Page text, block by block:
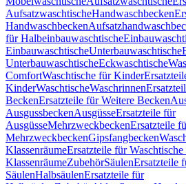
AufsatzwaschtischeHandwaschbecken
Handwaschbecken
für Halbeinbauwaschtische
EinbauwaschtischeUnterbauwaschtische
UnterbauwaschtischeEckwaschtische
ComfortWaschtische für Kinder
KinderWaschtischeWaschrinnen
BeckenErsatzteile für Weitere Becken
AusgussbeckenAusgüsseErsatzteile für
AusgüsseMehrzweckbeckenErsatzteile
MehrzweckbeckenGipsfangbecken
KlassenräumeErsatzteile für
KlassenräumeZubehörSäulenErsatzteile
SäulenHalbsäulenErsatzteile für